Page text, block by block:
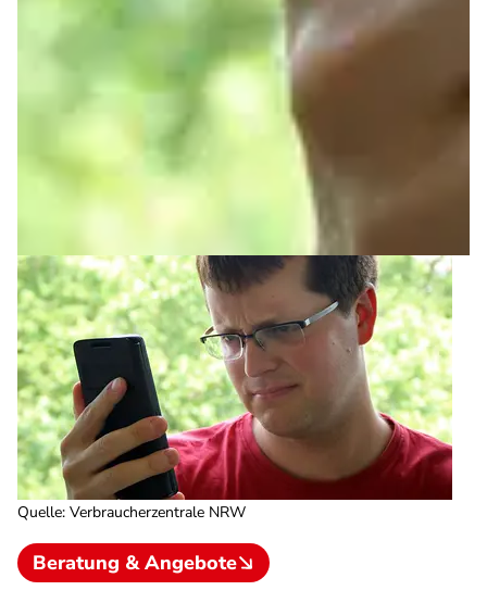
Quelle: Verbraucherzentrale NRW
Beratung & Angebote